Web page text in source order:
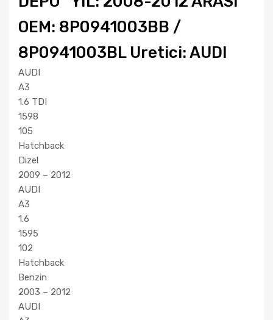
OEM: 8P0941003BB /
8P0941003BL Uretici: AUDI
AUDI
A3
1.6 TDI
1598
105
Hatchback
Dizel
2009 – 2012
AUDI
A3
1.6
1595
102
Hatchback
Benzin
2003 – 2012
AUDI